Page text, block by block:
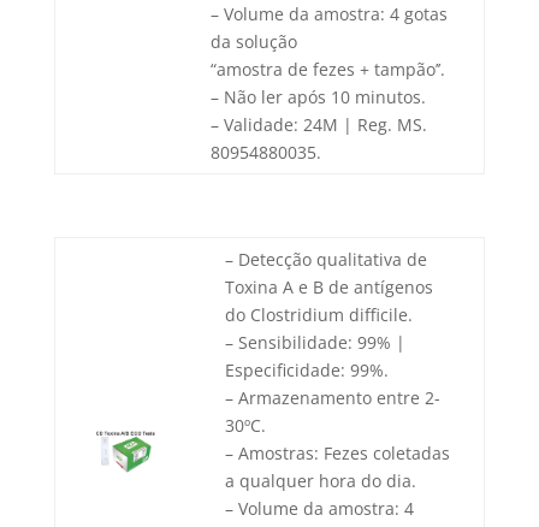
– Volume da amostra: 4 gotas
da solução
“amostra de fezes + tampão’’.
– Não ler após 10 minutos.
– Validade: 24M | Reg. MS.
80954880035.
– Detecção qualitativa de
Toxina A e B de antígenos
do Clostridium difficile.
– Sensibilidade: 99% |
Especificidade: 99%.
– Armazenamento entre 2-
30ºC.
– Amostras: Fezes coletadas
a qualquer hora do dia.
– Volume da amostra: 4